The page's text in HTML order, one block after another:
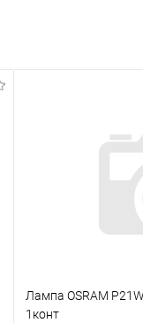
Лампа OSRAM
1конт